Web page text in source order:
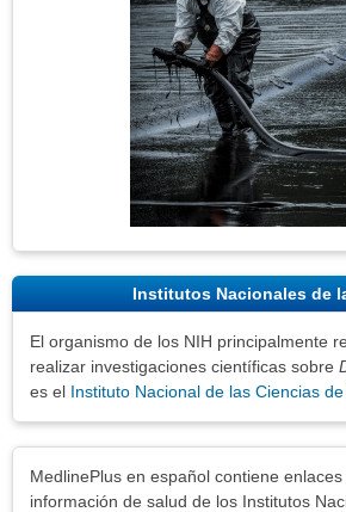
Institutos Nacionales de
El organismo de los NIH principalmente
realizar investigaciones científicas sobre
es el Instituto Nacional de las Ciencias
MedlinePlus en español contiene
información de salud de los Institutos